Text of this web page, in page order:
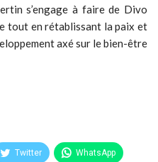
s’engage à faire de Divo
tout en rétablissant la paix et
axé sur le bien-être
Twitter WhatsApp